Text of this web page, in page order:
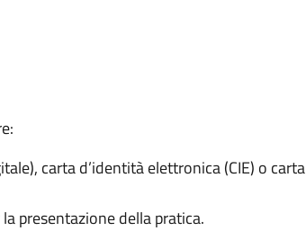
carta d’identità elettronica (CIE) o carta
presentazione della pratica.